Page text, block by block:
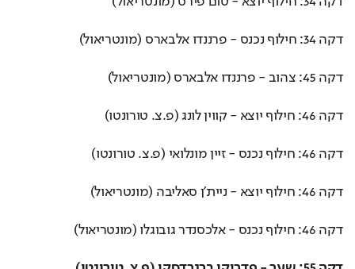
דקה 34: חילוף נכנס - פרננדו אלבארס (מונטריאול)
דקה 45: צהוב - פרננדו אלבארס (מונטריאול)
דקה 46: חילוף יוצא - קווין לונג (פ.צ. טורונטו)
דקה 46: חילוף נכנס - זיין מונלואי (פ.צ. טורונטו)
דקה 46: חילוף יוצא - ניית'ן סאליבה (מונטריאול)
דקה 46: חילוף נכנס - אלכסנדר גובוגלו (מונטריאול)